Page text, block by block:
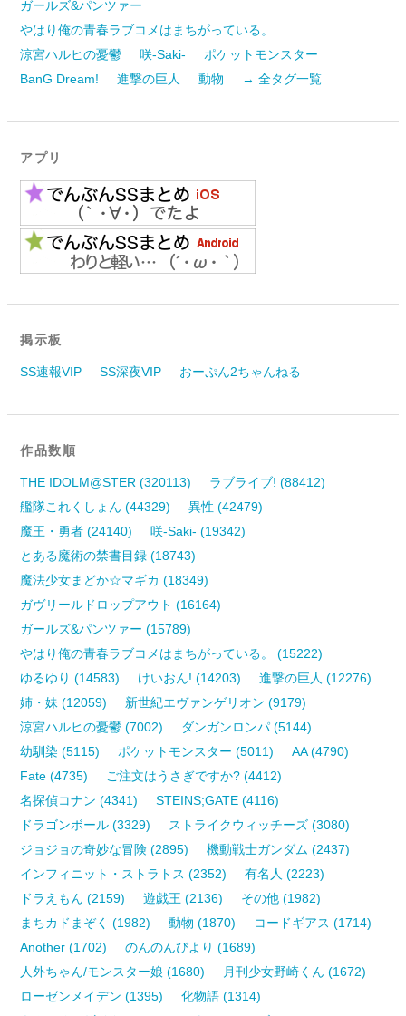
ガールズ&パンツァー
やはり俺の青春ラブコメはまちがっている。
涼宮ハルヒの憂鬱
咲-Saki-
ポケットモンスター
BanG Dream!
進撃の巨人 動物 → 全タグ一覧
アプリ
掲示板
SS速報VIP SS深夜VIP おーぷん2ちゃんねる
作品数順
THE IDOLM@STER (320113)
ラブライブ! (88412)
艦隊これくしょん (44329)
異性 (42479)
魔王・勇者 (24140)
咲-Saki- (19342)
とある魔術の禁書目録 (18743)
魔法少女まどか☆マギカ (18349)
ガヴリールドロップアウト (16164)
ガールズ&パンツァー (15789)
やはり俺の青春ラブコメはまちがっている。 (15222)
ゆるゆり (14583)
けいおん! (14203)
進撃の巨人 (12276)
姉・妹 (12059)
新世紀エヴァンゲリオン (9179)
涼宮ハルヒの憂鬱 (7002)
ダンガンロンパ (5144)
幼馴染 (5115)
ポケットモンスター (5011)
AA (4790)
Fate (4735)
ご注文はうさぎですか? (4412)
名探偵コナン (4341)
STEINS;GATE (4116)
ドラゴンボール (3329)
ストライクウィッチーズ (3080)
ジョジョの奇妙な冒険 (2895)
機動戦士ガンダム (2437)
インフィニット・ストラトス (2352)
有名人 (2223)
ドラえもん (2159)
遊戯王 (2136)
その他 (1982)
まちカドまぞく (1982)
動物 (1870)
コードギアス (1714)
Another (1702)
のんのんびより (1689)
人外ちゃん/モンスター娘 (1680)
月刊少女野崎くん (1672)
ローゼンメイデン (1395)
化物語 (1314)